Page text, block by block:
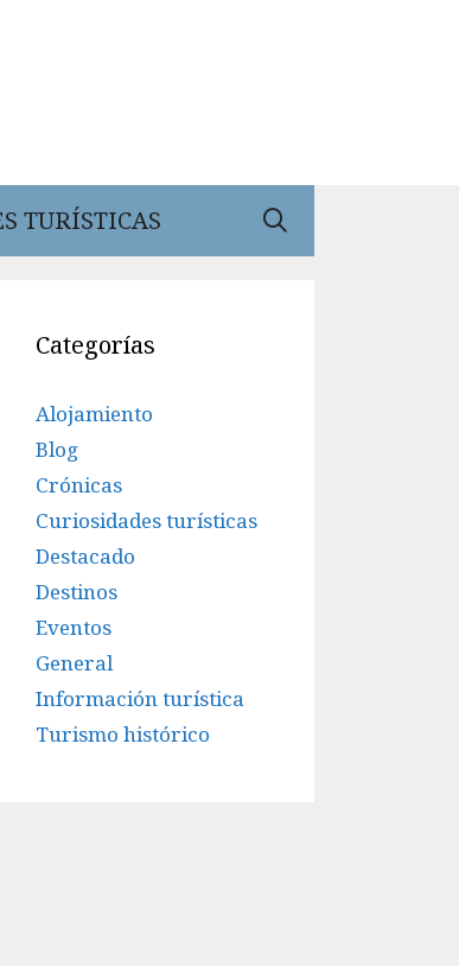
TURÍSTICAS
Categorías
Alojamiento
Blog
Crónicas
Curiosidades turísticas
Destacado
Destinos
Eventos
General
Información turística
Turismo histórico